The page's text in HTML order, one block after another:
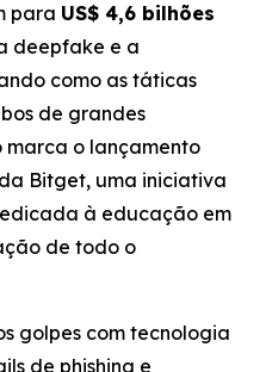
para US$ 4,6 bilhões
deepfake e a
como as táticas
de grandes
marca o lançamento
da Bitget, uma iniciativa
à educação em
de todo o
golpes com tecnologia
de phishing e